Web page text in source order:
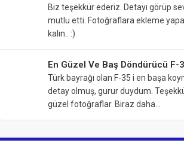
Biz teşekkür ederiz. Detayı görüp
mutlu etti. Fotoğraflara ekleme
kalın.. :)
En Güzel Ve Baş Döndürücü F-
Türk bayrağı olan F-35 i en başa
detay olmuş, gurur duydum.
güzel fotoğraflar. Biraz daha…